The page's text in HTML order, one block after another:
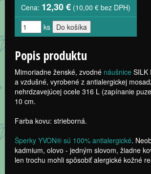
Cena: 12,30 € (10,00 € bez DPH)
ks
Popis produktu
Mimoriadne ženské, zvodné náušnice SILK
a vzdušné, vyrobené z antialergickej
nehrdzavejúcej ocele 316 L (zapínanie
10 cm.
Farba kovu: strieborná.
Šperky YVON® sú 100% antialergické.
kadmium, olovo - jedným slovom, žiadne
len trochu mohli spôsobiť alergické kožné